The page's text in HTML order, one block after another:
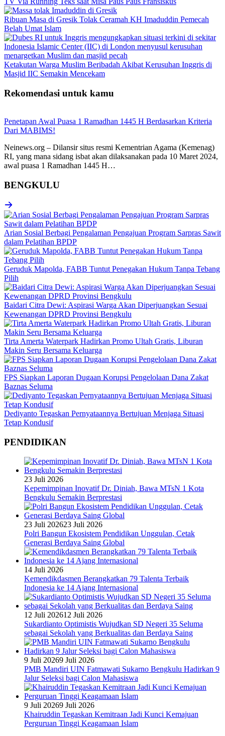
Ribuan Masa di Gresik Tolak Ceramah KH Imaduddin Pemecah
Belah Umat Islam
Ketakutan Warga Muslim Beribadah Akibat Kerusuhan Inggris di
Masjid IIC Semakin Mencekam
Rekomendasi untuk kamu
Penetapan Awal Puasa 1 Ramadhan 1445 H Berdasarkan Kriteria
Dari MABIMS!
Neinews.org – Dilansir situs resmi Kementrian Agama (Kemenag)
RI, yang mana sidang isbat akan dilaksanakan pada 10 Maret 2024,
awal puasa 1 Ramadhan 1445 H…
BENGKULU
Arian Sosial Berbagi Pengalaman Pengajuan Program Sarpras Sawit
dalam Pelatihan BPDP
Geruduk Mapolda, FABB Tuntut Penegakan Hukum Tanpa Tebang
Pilih
Baidari Citra Dewi: Aspirasi Warga Akan Diperjuangkan Sesuai
Kewenangan DPRD Provinsi Bengkulu
Tirta Amerta Waterpark Hadirkan Promo Ultah Gratis, Liburan
Makin Seru Bersama Keluarga
FPS Siapkan Laporan Dugaan Korupsi Pengelolaan Dana Zakat
Baznas Seluma
Dediyanto Tegaskan Pernyataannya Bertujuan Menjaga Situasi
Tetap Kondusif
PENDIDIKAN
23 Juli 2026
Kepemimpinan Inovatif Dr. Diniah, Bawa MTsN 1 Kota
Bengkulu Semakin Berprestasi
23 Juli 202623 Juli 2026
Polri Bangun Ekosistem Pendidikan Unggulan, Cetak
Generasi Berdaya Saing Global
14 Juli 2026
Kemendikdasmen Berangkatkan 79 Talenta Terbaik
Indonesia ke 14 Ajang Internasional
12 Juli 202612 Juli 2026
Sukardianto Optimistis Wujudkan SD Negeri 35 Seluma
sebagai Sekolah yang Berkualitas dan Berdaya Saing
9 Juli 20269 Juli 2026
PMB Mandiri UIN Fatmawati Sukarno Bengkulu Hadirkan 9
Jalur Seleksi bagi Calon Mahasiswa
9 Juli 20269 Juli 2026
Khairuddin Tegaskan Kemitraan Jadi Kunci Kemajuan
Perguruan Tinggi Keagamaan Islam